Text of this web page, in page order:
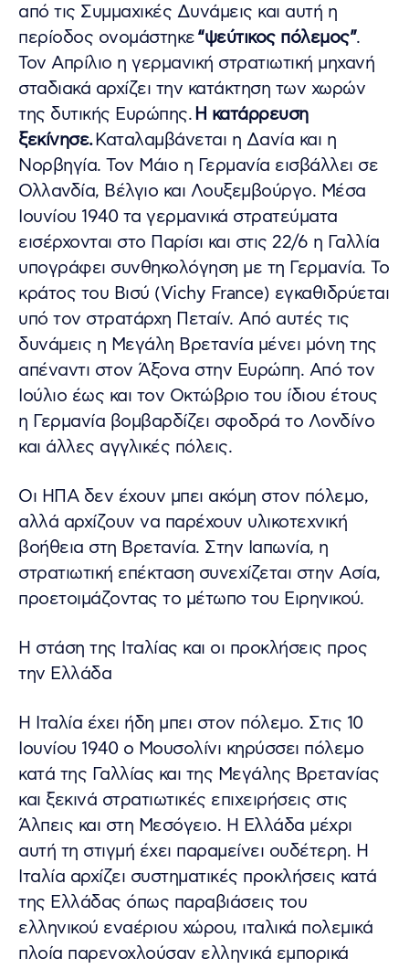
από τις Συμμαχικές Δυνάμεις και αυτή η
περίοδος ονομάστηκε“ψεύτικος πόλεμος”.
Τον Απρίλιο η γερμανική στρατιωτική μηχανή
σταδιακά αρχίζει την κατάκτηση των χωρών
της δυτικής Ευρώπης.Η κατάρρευση
ξεκίνησε.Καταλαμβάνεται η Δανία και η
Νορβηγία. Τον Μάιο η Γερμανία εισβάλλει σε
Ολλανδία, Βέλγιο και Λουξεμβούργο. Μέσα
Ιουνίου 1940 τα γερμανικά στρατεύματα
εισέρχονται στο Παρίσι και στις 22/6 η Γαλλία
υπογράφει συνθηκολόγηση με τη Γερμανία. Το
κράτος του Βισύ (Vichy France) εγκαθιδρύεται
υπό τον στρατάρχη Πεταίν. Από αυτές τις
δυνάμεις η Μεγάλη Βρετανία μένει μόνη της
απέναντι στον Άξονα στην Ευρώπη. Από τον
Ιούλιο έως και τον Οκτώβριο του ίδιου έτους
η Γερμανία βομβαρδίζει σφοδρά το Λονδίνο
και άλλες αγγλικές πόλεις.
Οι ΗΠΑ δεν έχουν μπει ακόμη στον πόλεμο,
αλλά αρχίζουν να παρέχουν υλικοτεχνική
βοήθεια στη Βρετανία. Στην Ιαπωνία, η
στρατιωτική επέκταση συνεχίζεται στην Ασία,
προετοιμάζοντας το μέτωπο του Ειρηνικού.
Η στάση της Ιταλίας και οι προκλήσεις προς
την Ελλάδα
Η Ιταλία έχει ήδη μπει στον πόλεμο. Στις 10
Ιουνίου 1940 ο Μουσολίνι κηρύσσει πόλεμο
κατά της Γαλλίας και της Μεγάλης Βρετανίας
και ξεκινά στρατιωτικές επιχειρήσεις στις
Άλπεις και στη Μεσόγειο. Η Ελλάδα μέχρι
αυτή τη στιγμή έχει παραμείνει ουδέτερη. Η
Ιταλία αρχίζει συστηματικές προκλήσεις κατά
της Ελλάδας όπως παραβιάσεις του
ελληνικού εναέριου χώρου, ιταλικά πολεμικά
πλοία παρενοχλούσαν ελληνικά εμπορικά